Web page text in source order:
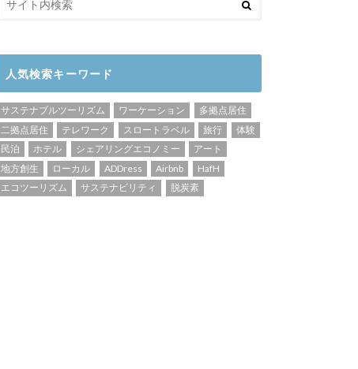
人気検索キーワード
サステナブルツーリズム ワーケーション
多拠点居住
二拠点居住
テレワーク スロートラベル 旅行
体験
民泊
ホテル シェアリングエコノミー
アート
地方創生
ローカル ADDress Airbnb
HafH
エコツーリズム
サステナビリティ 脱炭素